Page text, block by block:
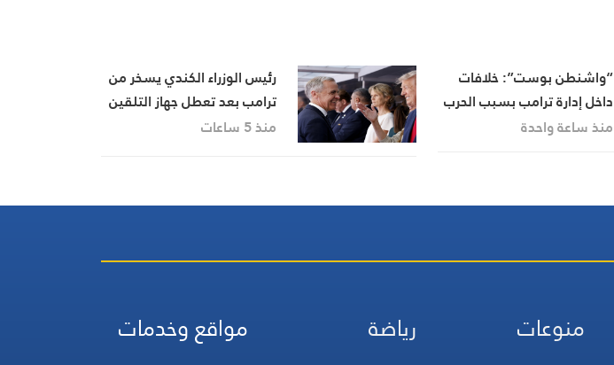
“واشنطن بوست”: خلافات
داخل إدارة ترامب بسبب الحرب
على إيران واستنزاف المخزون
منذ ساعة واحدة
رئيس الوزراء الكندي يسخر من
ترامب بعد تعطل جهاز التلقين
منذ 5 ساعات
منوعات رياضة مواقع وخدمات